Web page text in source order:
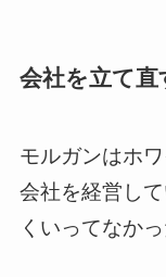
会社を立て直
モルガンはホ
会社を経営し
くいってなか